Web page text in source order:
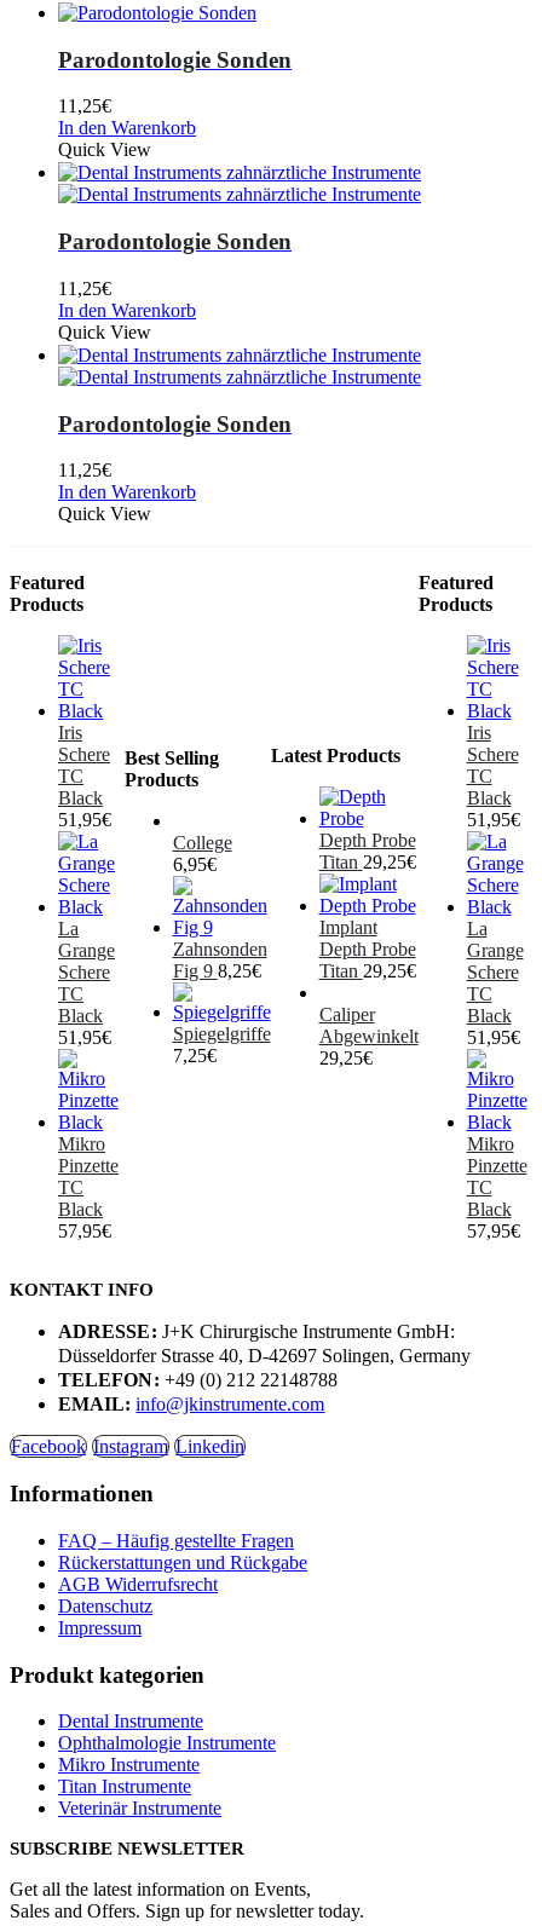
Parodontologie Sonden
11,25€
In den Warenkorb
Quick View
Parodontologie Sonden
11,25€
In den Warenkorb
Quick View
Parodontologie Sonden
11,25€
In den Warenkorb
Quick View
Featured
Products
Iris
Schere
TC
Black
51,95€
La
Grange
Schere
TC
Black
51,95€
Mikro
Pinzette
TC
Black
57,95€
Best Selling
Products
College
6,95€
Zahnsonden
Fig 9 8,25€
Spiegelgriffe
7,25€
Latest Products
Depth Probe
Titan 29,25€
Implant
Depth Probe
Titan 29,25€
Caliper
Abgewinkelt
29,25€
Featured
Products
Iris
Schere
TC
Black
51,95€
La
Grange
Schere
TC
Black
51,95€
Mikro
Pinzette
TC
Black
57,95€
KONTAKT INFO
ADRESSE: J+K Chirurgische Instrumente GmbH:
Düsseldorfer Strasse 40, D-42697 Solingen, Germany
TELEFON: +49 (0) 212 22148788
EMAIL: info@jkinstrumente.com
Facebook Instagram Linkedin
Informationen
FAQ – Häufig gestellte Fragen
Rückerstattungen und Rückgabe
AGB Widerrufsrecht
Datenschutz
Impressum
Produkt kategorien
Dental Instrumente
Ophthalmologie Instrumente
Mikro Instrumente
Titan Instrumente
Veterinär Instrumente
SUBSCRIBE NEWSLETTER
Get all the latest information on Events,
Sales and Offers. Sign up for newsletter today.